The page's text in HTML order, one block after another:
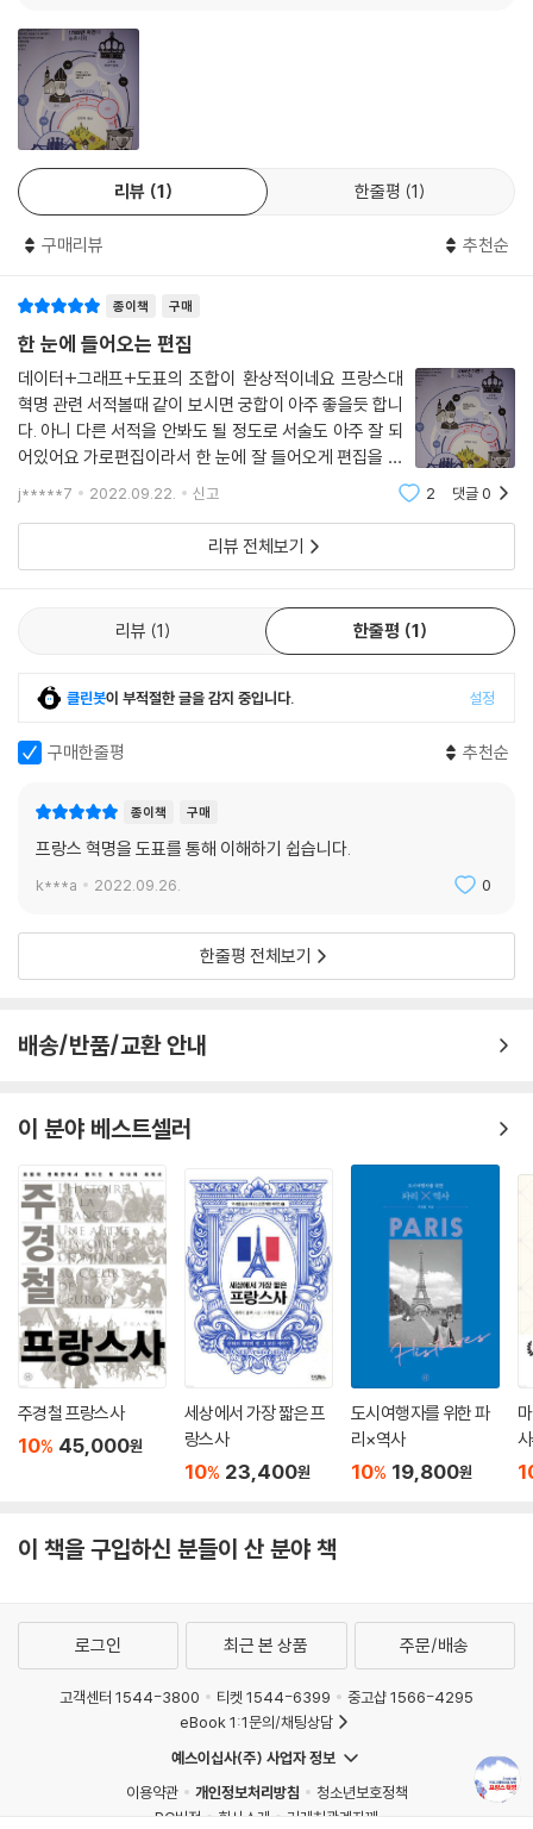
의 운명을 결정해주리라고 기대했다. 그들은 뤽상부르 궁에 왕과 가족을
정착시킬 예정이었다. 그러나 상퀼로트, 아니 자코뱅파는 불편한 옛날 건
물인 탕플 탑에 감옥을 마련하자고 강력히 주장하고, 왕을 빨리 죽이지 못
했으므로 재판이라도 하자고 요구했다. 로베스피에르가 상퀼로트를 지지
했을 때, 마라처럼 왕에게 가장 적대적인 자코뱅파는 거의 두 달 동안 국민
공회 의원들이 판사 노릇을 할 재판을 조직했다. 거리에서 국민공회를 압
박하는데도 확실한 평결을 내리지 못했다.
아니면 외국 통치자들과 협상의 기회를 얻기 위해서건, 또는 사형을 거부
하기 위해서건, 의원의 절반이 왕의 사형을 바라지 않았다. 모든 자코뱅파
의원과 수많은 평원파 의원에 30명 정도의 지롱드파 의원을 더한 나머지
반은 왕의 사형에 찬성했다.
--- p.40
혁명의 역사에서 전쟁은 중요한 자리를 차지했다. 그것은 혁명을 촉진하고
급진화하고 변화시켜 국민의 운명과 같이하는 요소가 되었다. 그 덕에 프
랑스인은 나폴레옹 원정을 준비할 수 있었고, 먼 훗날 제3공화국이 1914
년에 1794년의 추억을 동원할 수 있었다. 사실 전쟁과 혁명은 더 깊이 연
로 갈등을 빚으며 혼란스러웠는데, 당시 프랑스는 중요한 역할을 했다.
19세기 초, 클라우제비츠Clausewitz는 혁명전쟁으로 불거진 단절을 강
념적인 요소를 담고 있으므로 마구 써서는 안 된다. 몇십 년 동안 혁명기 10
한편 1930년대 이후에는 혁명의 군대를 소련 군대의 선구자로 여기기 시
작했다. (중략) 혁명전쟁은 전에 없이 강도가 높았다는 이유보다는 전에
볼 수 없을 만큼 이념적인 성격이 짙기 때문에 최초의 전면전이라 할 수 있
다. 공화국은 유럽에 공화국 원리를 강요하고 무력으로 그 체제를 심기만
을 원했으며, 그 이유만으로 유럽과 전쟁을 벌였던 것이다.
요소다. 그러나 목을 치는 기계, 정치적 폭력, 본보기가 될 만한 혁명가의
히 파리에서 탄압을 시작하게 만들고 그 위험성을 극대화했는지, 또 로베
돌아갈 필요가 있다.
--- p.82
프랑스 혁명사에서 로베스피에르의 처형을 중요한 전환점이라고 생각하
는 이유는 무엇인가? 가장 막강한 인간을 어떻게 아침에 고소하고, 저녁에
옥에 가두고, 이튿날 처형할 수 있었을까? 1794년 7월 27일, 공화력 2년
테르미도르 9일에 적대진영이 분명히 구축되지 않은 상태에서 의원들은
막연히 맞서다가 우연히 전환점을 맞이했다. 한 달 뒤부터 로베스피에르가
‘공포정’을 실시했다고 비난하기 시작했고, 모든 역사는 그것을 받아 적었
으며, 그렇게 해서 공포정치가 로베스피에르의 암울한 전설이 생겼다. 당
시 로베스피에르는 프랑스에 ‘공포정’을 실시했다는 혐의를 받았고, 그의
가 우리는 로베스피에르가 추진한 정책이 이러한 상황을 허용한 이유가 무
혁명은 세계를 변화시키는 모범이며 진보의 원천으로 여겨진다. 특히 카를
마르크스는 프랑스 혁명을 연구하고 비판했다.
1789년 바스티유 요새 정복을 기뻐한 독일의 사상가 두 명의 반응은 유명
맞춰 이 책은 시각적 요소에 더 친숙한 젊은 독자들에게 한층 가까이 다가
갈 것이며, 각 분야의 역사서 서술에도 중요한 힌트를 제공할 것이다.
혁명은 마른하늘에 날벼락처럼 일어나지 않았다
17세기 후반부터 영국과 프랑스를 비롯한 유럽과 남북 아메리카 등 대서
양 세계는 개혁, 폭동, 반란, 전쟁, 독립, 혁명, 반혁명이라는 큰 흐름에 휘
1776년 영국으로부터 ‘독립’을 선언했다. 프랑스는 1750년 이후 흉년의
회적 적대감이 복잡하게 뒤엉키면서 폭동이 잇따라 일어났다. 특히 1788
년과 1789년에는 매우 격렬한 봉기가 줄을 이었으며, 1789년 7월 14일
바스티유 요새 정복을 계기로 혁명의 소용돌이에 본격적으로 휘말리기 시
작했다. 프랑스 혁명은 여느 혁명 중 하나였고 역사상 처음 일어난 것도 아
니었다. 그런데도 어째서 근대 혁명을 말할 때 늘 맨 앞자리에 자리하게 되
었을까?
적 갈등을 지칭하는 평범한 말이었지만 프랑스의 사례를 통해 그 의미가
단박에 바뀌었다. 프랑스 혁명은 유럽과 남북 아메리카에 상당한 영향을
가지 혁명을 부추기는 분위기를 조성했으며, 1792년 조직적인 혁명가 집
단이 군주정을 전복하고 곧이어 왕과 왕비를 단두대의 이슬로 사라지게 만
든 충격적인 사건으로 ‘혁명’에 또 다른 의미까지 추가했다. 무엇보다 프랑
스 혁명은 근대국가의 초석을 놓았고 프랑스인의 국민성을 형성하는 데 지
대한 영향을 끼쳤다. 나아가 자유·평등·정의라는 인류 보편의 가치와 공포
정이라는 폭력을 결합함으로써 새로운 역사의 길을 열었다. 그러나 바로
했다.
프랑스 혁명이 일어난 18세기 후반 이후 세계는 정치, 경제, 과학기술, 문
당한 양성 평등도 이루었다. 그러나 강대국과 약소국의 차이는 여전하고
미중 갈등, 러-우 전쟁처럼 각국 간의 갈등과 대립 또한 끊이지 않는다. 각
한 사람들이 살아가는 한 갖가지 갈등을 피하기는 어려울 것이다. 그럼에
그리고 그때 인류는 프랑스 혁명의 사례에서 중요한 교훈을 얻게 될 것이
다. 가장 가까운 사례로 우리는 ‘4·19혁명’과 ‘촛불혁명’으로 두 번이나 대
통령을 하야시킨 경험이 있지 않은가! 그러므로 역사 속의 프랑스 혁명은
끝났다고 할 수 있을지 모르겠지만 ‘혁명’ 그 자체는 언제나 살아 있는 주제
라고 할 수 있다. 뉴턴의 제3법칙으로 알려져 있는 ‘작용-반작용의 법칙’은
물리세계뿐 아니라 인간 사회에도 적용되는 만고불변의 진리이므로.
프랑스 혁명은 민주주의의 본질과 국제질서 문제까지 이해할 수 있는 주제
이 책의 저자 마르탱이 프랑스 혁명의 세계적 권위자인 것처럼 이 책의 번
역자 주명철 명예교수 또한 국내에서 최초로 ‘프랑스 혁명사 10부작’을 집
‘프랑스 혁명사 10부작’에서와 마찬가지로 우리가 여전히 프랑스 혁명을
주목해야 하는 이유로 민주주의의 중요성을 언급한다. 책의 출간을 앞두고
짚어주었다.
역사도 마찬가지다. 독자는 이 책에서 프랑스 혁명뿐 아니라 인간사 전반
주주의의 본질과 국제질서 문제까지 이해할 수 있는 안목을 주는 주제다.
사회관계를 이해하려면 무엇보다도 적대관계에 뿌리내린 대립만큼 타협
리뷰 1 한줄평 1
구매리뷰 추천순
종이책 구매
한 눈에 들어오는 편집
데이터+그래프+도표의 조합이 환상적이네요 프랑스대
혁명 관련 서적볼때 같이 보시면 궁합이 아주 좋을듯 합니
다. 아니 다른 서적을 안봐도 될 정도로 서술도 아주 잘 되
어있어요 가로편집이라서 한 눈에 잘 들어오게 편집을 하
였습니다. 다만 조심해서 페이지 넘기기를 해야할듯 하네
요 당시 신분제사회 폐단에 대한 구조를 아주 상세하고
보기쉽게 잘 보여줍니다. 평민은 교회
j*****7 2022.09.22. 신고 2 댓글0
리뷰 전체보기
리뷰 1 한줄평 1
클린봇이 부적절한 글을 감지 중입니다. 설정
구매한줄평 추천순
종이책 구매
프랑스 혁명을 도표를 통해 이해하기 쉽습니다.
k***a 2022.09.26. 0
한줄평 전체보기
배송/반품/교환 안내
이 분야 베스트셀러
주경철 프랑스사
10% 45,000원
세상에서 가장 짧은 프
랑스사
10% 23,400원
도시여행자를 위한 파
리×역사
10% 19,800원
이 책을 구입하신 분들이 산 분야 책
로그인 최근 본 상품 주문/배송
고객센터 1544-3800 티켓 1544-6399
중고샵 1566-4295
eBook 1:1문의/채팅상담
예스이십사(주) 사업자 정보
이용약관
개인정보처리방침
청소년보호정책
PC버전
회사소개 거래처관계자께